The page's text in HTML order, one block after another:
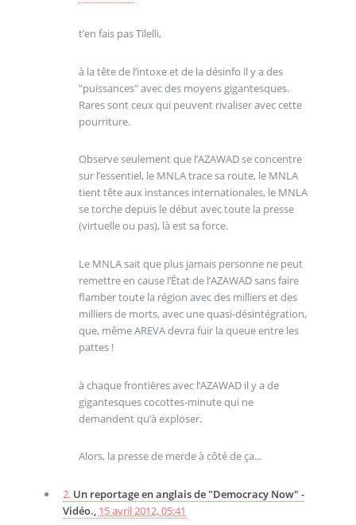
t’en fais pas Tilelli,
à la tête de l’intoxe et de la désinfo il y a des
"puissances" avec des moyens gigantesques.
Rares sont ceux qui peuvent rivaliser avec cette
pourriture.
Observe seulement que l’AZAWAD se concentre
sur l’essentiel, le MNLA trace sa route, le MNLA
tient tête aux instances internationales, le MNLA
se torche depuis le début avec toute la presse
(virtuelle ou pas), là est sa force.
Le MNLA sait que plus jamais personne ne peut
remettre en cause l’État de l’AZAWAD sans faire
flamber toute la région avec des milliers et des
milliers de morts, avec une quasi-désintégration,
que, même AREVA devra fuir la queue entre les
pattes !
à chaque frontières avec l’AZAWAD il y a de
gigantesques cocottes-minute qui ne
demandent qu’à exploser.
Alors, la presse de merde à côté de ça...
2. Un reportage en anglais de "Democracy Now" -
Vidéo., 15 avril 2012, 05:41